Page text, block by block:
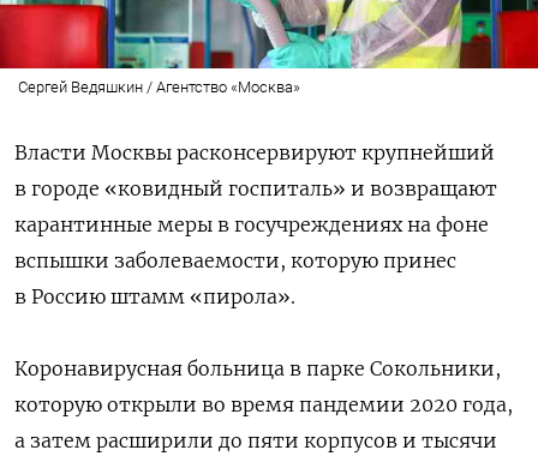
Сергей Ведяшкин / Агентство «Москва»
Власти Москвы расконсервируют крупнейший
в городе «ковидный госпиталь» и возвращают
карантинные меры в госучреждениях на фоне
вспышки заболеваемости, которую принес
в Россию штамм «пирола».
Коронавирусная больница в парке Сокольники,
которую открыли во время пандемии 2020 года,
а затем расширили до пяти корпусов и тысячи